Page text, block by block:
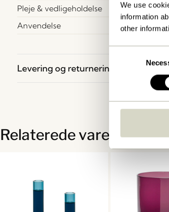
We use
information
other
Pleje & vedligeholdelse
Anvendelse
Levering og returnering
Relaterede varer